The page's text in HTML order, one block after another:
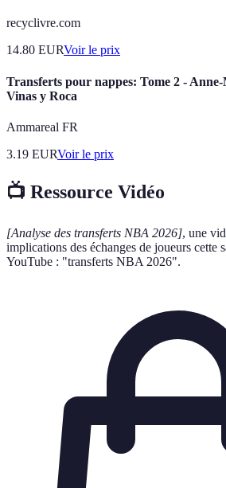
recyclivre.com
14.80 EURVoir le prix
Transferts pour nappes: Tome 2 -
Vinas y Roca
Ammareal FR
3.19 EURVoir le prix
📺 Ressource Vidéo
[Analyse des transferts NBA 2026], une
implications des échanges de joueurs cette
YouTube : "transferts NBA 2026".